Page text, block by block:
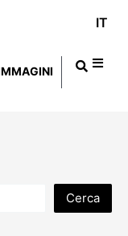
IT
Cerca